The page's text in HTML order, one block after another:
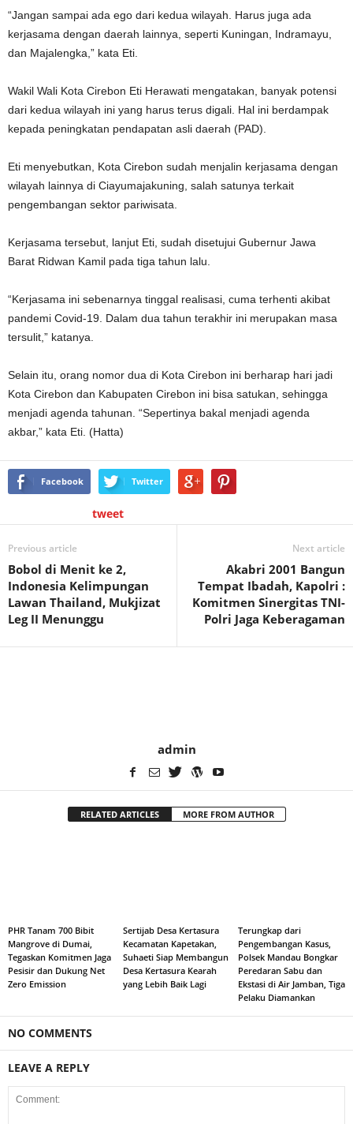
“Jangan sampai ada ego dari kedua wilayah. Harus juga ada
kerjasama dengan daerah lainnya, seperti Kuningan, Indramayu,
dan Majalengka,” kata Eti.
Wakil Wali Kota Cirebon Eti Herawati mengatakan, banyak potensi
dari kedua wilayah ini yang harus terus digali. Hal ini berdampak
kepada peningkatan pendapatan asli daerah (PAD).
Eti menyebutkan, Kota Cirebon sudah menjalin kerjasama dengan
wilayah lainnya di Ciayumajakuning, salah satunya terkait
pengembangan sektor pariwisata.
Kerjasama tersebut, lanjut Eti, sudah disetujui Gubernur Jawa
Barat Ridwan Kamil pada tiga tahun lalu.
“Kerjasama ini sebenarnya tinggal realisasi, cuma terhenti akibat
pandemi Covid-19. Dalam dua tahun terakhir ini merupakan masa
tersulit,” katanya.
Selain itu, orang nomor dua di Kota Cirebon ini berharap hari jadi
Kota Cirebon dan Kabupaten Cirebon ini bisa satukan, sehingga
menjadi agenda tahunan. “Sepertinya bakal menjadi agenda
akbar,” kata Eti. (Hatta)
Facebook Twitter
tweet
Previous article
Bobol di Menit ke 2,
Indonesia Kelimpungan
Lawan Thailand, Mukjizat
Leg II Menunggu
Next article
Akabri 2001 Bangun
Tempat Ibadah, Kapolri :
Komitmen Sinergitas TNI-
Polri Jaga Keberagaman
admin
RELATED ARTICLES MORE FROM AUTHOR
PHR Tanam 700 Bibit
Mangrove di Dumai,
Tegaskan Komitmen Jaga
Pesisir dan Dukung Net
Zero Emission
Sertijab Desa Kertasura
Kecamatan Kapetakan,
Suhaeti Siap Membangun
Desa Kertasura Kearah
yang Lebih Baik Lagi
Terungkap dari
Pengembangan Kasus,
Polsek Mandau Bongkar
Peredaran Sabu dan
Ekstasi di Air Jamban, Tiga
Pelaku Diamankan
NO COMMENTS
LEAVE A REPLY